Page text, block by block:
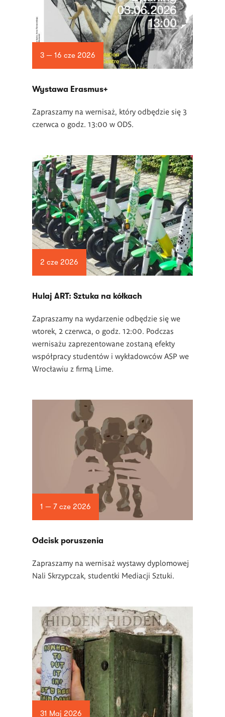
3 — 16 cze 2026
Wystawa Erasmus+
Zapraszamy na wernisaż, który odbędzie się 3
czerwca o godz. 13:00 w ODS.
2 cze 2026
Hulaj ART: Sztuka na kółkach
Zapraszamy na wydarzenie odbędzie się we
wtorek, 2 czerwca, o godz. 12:00. Podczas
wernisażu zaprezentowane zostaną efekty
współpracy studentów i wykładowców ASP we
Wrocławiu z firmą Lime.
1 — 7 cze 2026
Odcisk poruszenia
Zapraszamy na wernisaż wystawy dyplomowej
Nali Skrzypczak, studentki Mediacji Sztuki.
31 Maj 2026